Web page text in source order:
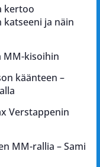
kertoo
katseeni ja näin
MM-kisoihin
käänteen –
Verstappenin
MM-rallia – Sami